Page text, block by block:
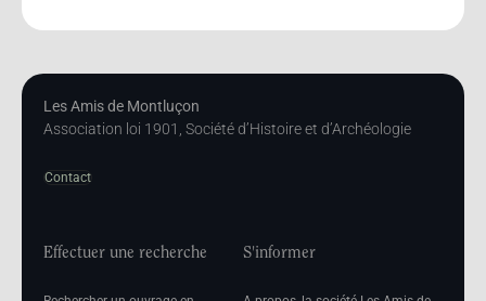
Les Amis de Montluçon
Association loi 1901, Société d’Histoire et d’Archéologie
Contact
Effectuer une recherche S'informer